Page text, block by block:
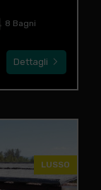
8 Bagni
Dettagli
LUSSO